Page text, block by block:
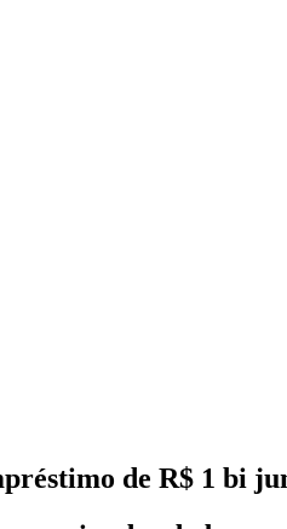
de R$ 1 bi